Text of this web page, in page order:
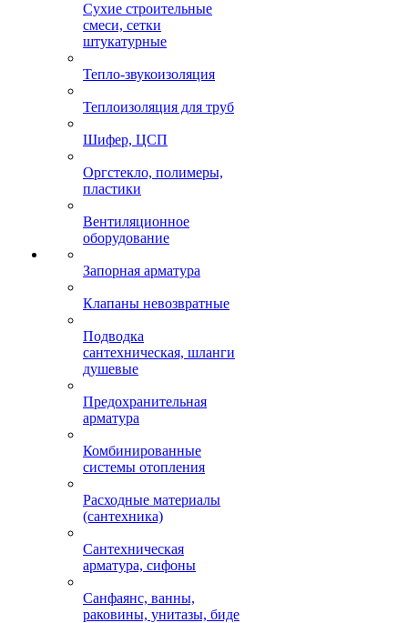
Сухие строительные
смеси, сетки
штукатурные
Тепло-звукоизоляция
Теплоизоляция для труб
Шифер, ЦСП
Оргстекло, полимеры,
пластики
Вентиляционное
оборудование
Запорная арматура
Клапаны невозвратные
Подводка
сантехническая, шланги
душевые
Предохранительная
арматура
Комбинированные
системы отопления
Расходные материалы
(сантехника)
Сантехническая
арматура, сифоны
Санфаянс, ванны,
раковины, унитазы, биде